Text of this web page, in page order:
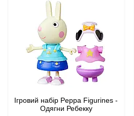
Ігровий набір Peppa Figurines -
Одягни Ребекку